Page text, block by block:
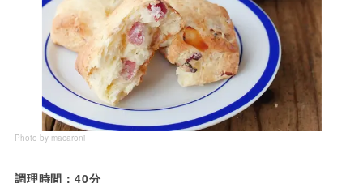
Photo by macaroni
調理時間：40分